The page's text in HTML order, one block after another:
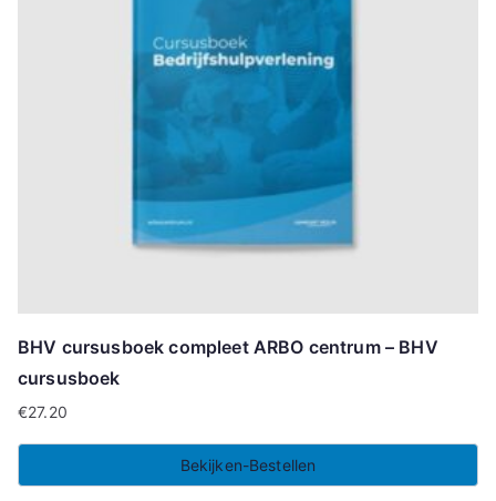
BHV cursusboek compleet ARBO centrum – BHV
cursusboek
€27.20
Bekijken-Bestellen